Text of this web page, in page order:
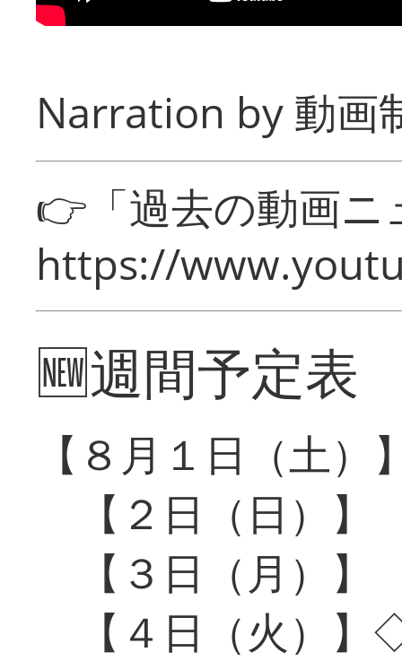
Narration by 動画
👉「過去の動画ニ
https://
🆕週間予定表
【８月１日（土）
【２日（日）】
【３日（月）】
【４日（火）】